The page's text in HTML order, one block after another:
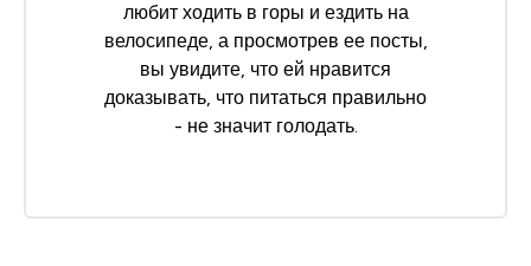
любит ходить в горы и ездить на
велосипеде, а просмотрев ее посты,
вы увидите, что ей нравится
доказывать, что питаться правильно
- не значит голодать.